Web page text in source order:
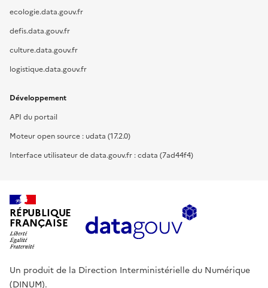
ecologie.data.gouv.fr
defis.data.gouv.fr
culture.data.gouv.fr
logistique.data.gouv.fr
Développement
API du portail
Moteur open source : udata (17.2.0)
Interface utilisateur de data.gouv.fr : cdata (7ad44f4)
RÉPUBLIQUE
FRANÇAISE
Un produit de la Direction Interministérielle du Numérique
(DINUM).